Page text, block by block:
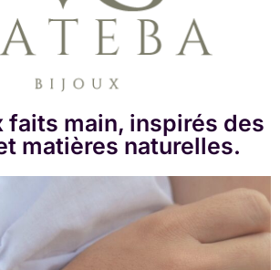
faits main, inspirés des
matières naturelles.